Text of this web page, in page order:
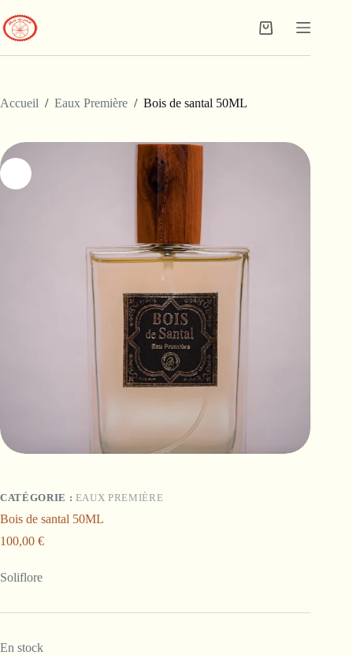
au
contenu
Panier
Accueil / Eaux Première / Bois de santal 50ML
CATÉGORIE : EAUX PREMIÈRE
Bois de santal 50ML
100,00 €
Soliflore
En stock